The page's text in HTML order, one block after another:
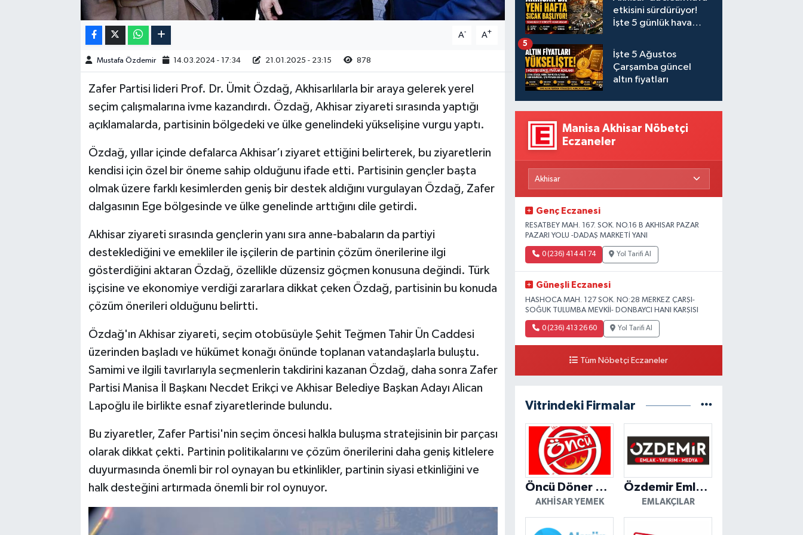
A- A+
Mustafa Özdemir 14.03.2024 - 17:34 21.01.2025 - 23:15 878
Zafer Partisi lideri Prof. Dr. Ümit Özdağ, Akhisarlılarla bir araya gelerek yerel
seçim çalışmalarına ivme kazandırdı. Özdağ, Akhisar ziyareti sırasında yaptığı
açıklamalarda, partisinin bölgedeki ve ülke genelindeki yükselişine vurgu yaptı.
Özdağ, yıllar içinde defalarca Akhisar’ı ziyaret ettiğini belirterek, bu ziyaretlerin
kendisi için özel bir öneme sahip olduğunu ifade etti. Partisinin gençler başta
olmak üzere farklı kesimlerden geniş bir destek aldığını vurgulayan Özdağ, Zafer
dalgasının Ege bölgesinde ve ülke genelinde arttığını dile getirdi.
Akhisar ziyareti sırasında gençlerin yanı sıra anne-babaların da partiyi
desteklediğini ve emekliler ile işçilerin de partinin çözüm önerilerine ilgi
gösterdiğini aktaran Özdağ, özellikle düzensiz göçmen konusuna değindi. Türk
işçisine ve ekonomiye verdiği zararlara dikkat çeken Özdağ, partisinin bu konuda
çözüm önerileri olduğunu belirtti.
Özdağ'ın Akhisar ziyareti, seçim otobüsüyle Şehit Teğmen Tahir Ün Caddesi
üzerinden başladı ve hükümet konağı önünde toplanan vatandaşlarla buluştu.
Samimi ve ilgili tavırlarıyla seçmenlerin takdirini kazanan Özdağ, daha sonra Zafer
Partisi Manisa İl Başkanı Necdet Erikçi ve Akhisar Belediye Başkan Adayı Alican
Lapoğlu ile birlikte esnaf ziyaretlerinde bulundu.
Bu ziyaretler, Zafer Partisi'nin seçim öncesi halkla buluşma stratejisinin bir parçası
olarak dikkat çekti. Partinin politikalarını ve çözüm önerilerini daha geniş kitlelere
duyurmasında önemli bir rol oynayan bu etkinlikler, partinin siyasi etkinliğini ve
halk desteğini artırmada önemli bir rol oynuyor.
etkisini sürdürüyor!
İşte 5 günlük hava
İşte 5 Ağustos
Çarşamba güncel
altın fiyatları
5
Manisa Akhisar Nöbetçi
Eczaneler
Genç Eczanesi
RESATBEY MAH. 167. SOK. NO.16 B AKHISAR PAZAR
PAZARI YOLU -DADAŞ MARKETİ YANI
0 (236) 414 41 74 Yol Tarifi Al
Güneşli Eczanesi
HASHOCA MAH. 127 SOK. NO:28 MERKEZ ÇARŞI-
SOĞUK TULUMBA MEVKİİ- DONBAYCI HANI KARŞISI
0 (236) 413 26 60 Yol Tarifi Al
Tüm Nöbetçi Eczaneler
Vitrindeki Firmalar
Öncü Döner Akhisar
AKHISAR YEMEK
Özdemir Emlak Yatırım
EMLAKÇILAR
Akhisar Emlak